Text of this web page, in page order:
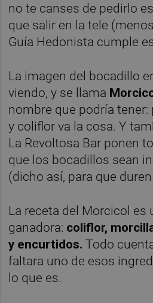
no te canses de pedirlo
que salir en la tele
Guía Hedonista cumple
La imagen del bocadillo
viendo, y se llama
nombre que podría
y coliflor va la cosa. Y
La Revoltosa Bar ponen
que los bocadillos sean
(dicho así, para que
La receta del Morcicol es
ganadora: coliflor,
y encurtidos. Todo
faltara uno de esos
lo que es.